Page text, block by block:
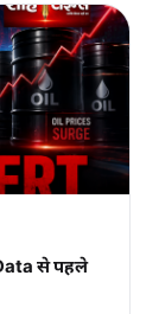
से पहले